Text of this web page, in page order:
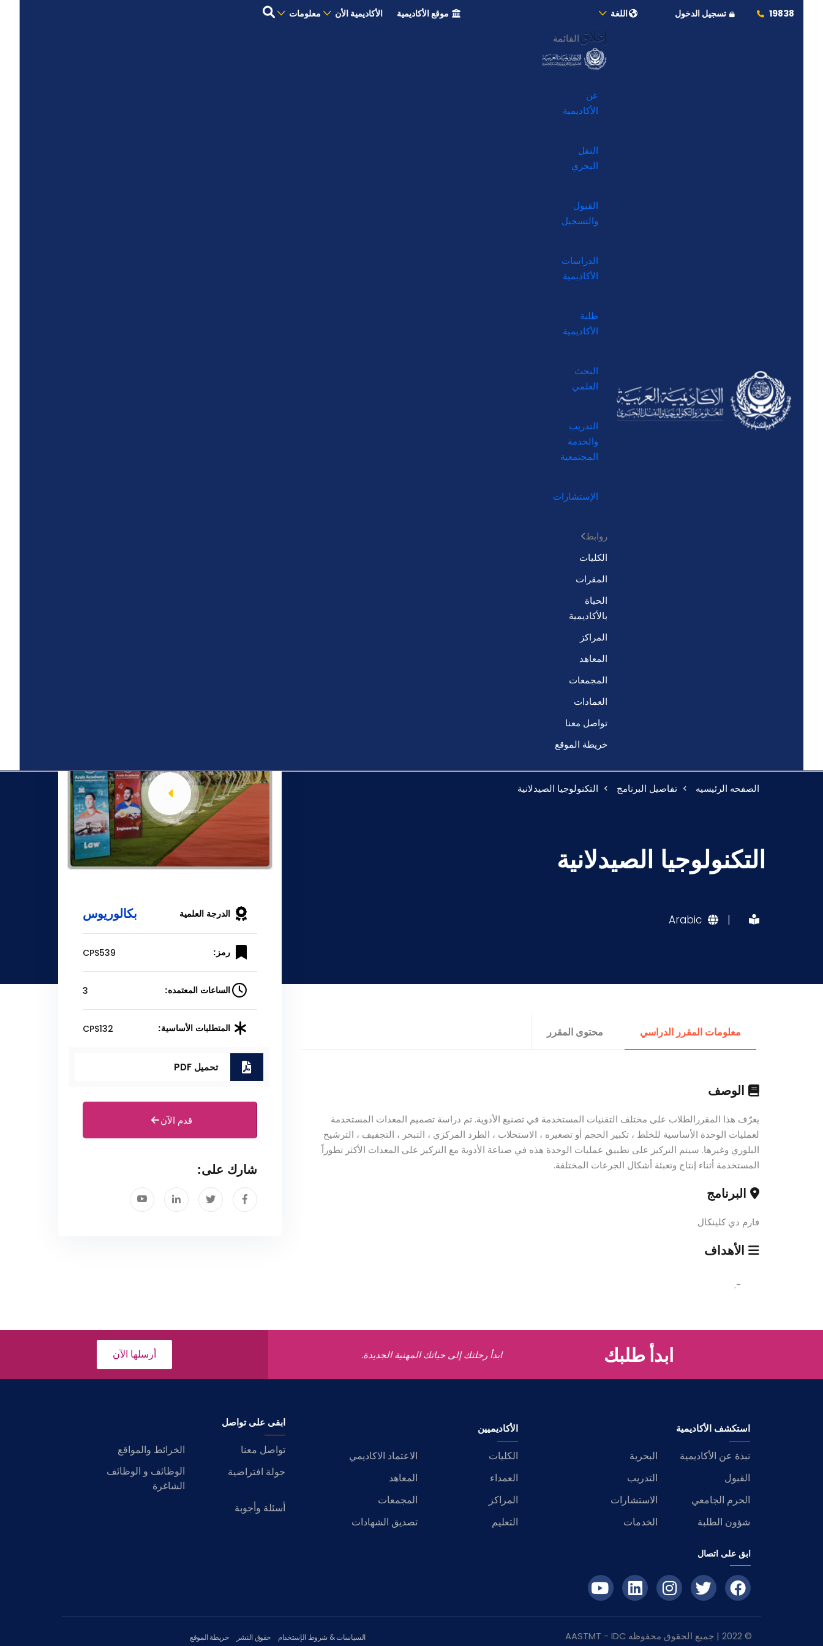
19838 تسجيل الدخول اللغة موقع الأكاديمية الأكاديمية الأن معلومات
إغلاق القائمة
عن
الأكاديمية
النقل
البحري
القبول
والتسجيل
الدراسات
الأكاديمية
طلبة
الأكاديمية
البحث
العلمي
التدريب
والخدمة
المجتمعية
الإستشارات
روابط
الكليات
المقرات
الحياة
بالأكاديمية
المراكز
المعاهد
المجمعات
العمادات
تواصل معنا
خريطة الموقع
الصفحه الرئيسيه تفاصيل البرنامج التكنولوجيا الصيدلانية
التكنولوجيا الصيدلانية
|
Arabic
معلومات المقرر الدراسي محتوى المقرر
الوصف
يعرّف هذا المقررالطلاب على مختلف التقنيات المستخدمة في تصنيع الأدوية. تم دراسة تصميم المعدات المستخدمة
لعمليات الوحدة الأساسية للخلط ، تكبير الحجم أو تصغيره ، الاستحلاب ، الطرد المركزي ، التبخر ، التجفيف ، الترشيح
البلوري وغيرها. سيتم التركيز على تطبيق عمليات الوحدة هذه في صناعة الأدوية مع التركيز على المعدات الأكثر تطوراً
المستخدمة أثناء إنتاج وتعبئة أشكال الجرعات المختلفة.
البرنامج
فارم دي كلينكال
الأهداف
-.
الدرجة العلمية بكالوريوس
رمز: CPS539
الساعات المعتمده: 3
المتطلبات الأساسية: CPS132
تحميل PDF
قدم الآن
شارك على:
ابدأ طلبك ابدأ رحلتك إلى حياتك المهنية الجديدة. أرسلها الآن
استكشف الأكاديمية
نبذة عن الأكاديمية
البحرية
القبول
التدريب
الحرم الجامعي
الاستشارات
شؤون الطلبة
الخدمات
الأكاديميين
الكليات
الاعتماد الاكاديمي
العمداء
المعاهد
المراكز
المجمعات
التعليم
تصديق الشهادات
ابقى على تواصل
تواصل معنا
الخرائط والمواقع
جولة افتراضية
الوظائف و الوظائف
الشاغرة
أسئلة وأجوبة
ابق على اتصال
© 2022 | جميع الحقوق محفوظه IDC
- AASTMT السياسات & شروط الإستخدام حقوق النشر خريطة الموقع